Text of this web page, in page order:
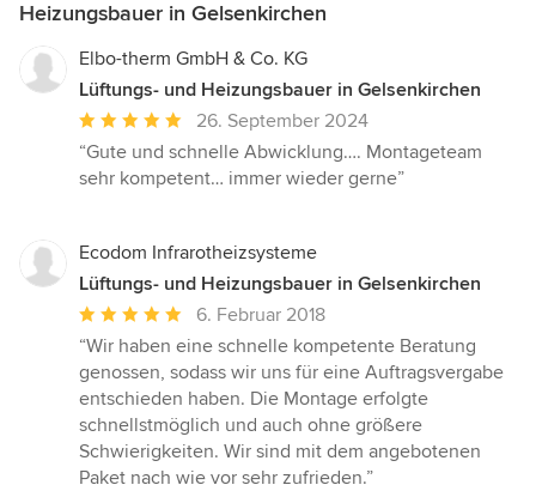
Heizungsbauer in Gelsenkirchen
Elbo-therm GmbH & Co. KG
Lüftungs- und Heizungsbauer in Gelsenkirchen
Durchschnittliche
Bewertung:
5
Sternen
26. September 2024
“Gute und schnelle Abwicklung…. Montageteam
sehr kompetent… immer wieder gerne”
Ecodom Infrarotheizsysteme
Lüftungs- und Heizungsbauer in Gelsenkirchen
Durchschnittliche
Bewertung:
5
von
5
Sternen
6. Februar 2018
“Wir haben eine schnelle kompetente Beratung
genossen, sodass wir uns für eine Auftragsvergabe
entschieden haben. Die Montage erfolgte
schnellstmöglich und auch ohne größere
Schwierigkeiten. Wir sind mit dem angebotenen
Paket nach wie vor sehr zufrieden.”